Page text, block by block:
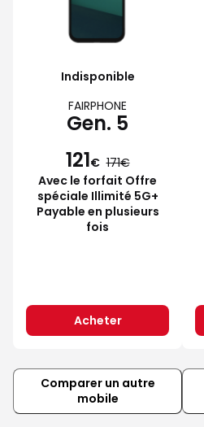
Indisponible
FAIRPHONE
Gen. 5
121€ 171
Avec le forfait Offre
spéciale Illimité 5G+
Payable en plusieurs
fois
Acheter
Comparer un autre
mobile